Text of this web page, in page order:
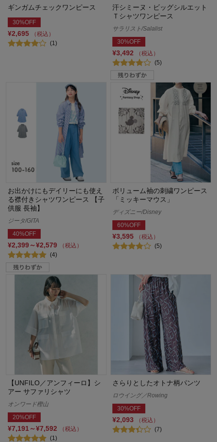
ギンガムチェックワンピース
30%OFF
¥2,695
（税込）
(1)
汗シミーヌ・ビッグシルエット
Ｔシャツワンピース
サラリスト/Salalist
30%OFF
¥3,492
（税込）
(5)
お出かけにもデイリーにも使え
る襟付きシャツワンピース 【子
供服 長袖】
ジータ/GITA
40%OFF
¥2,399～¥2,579
（税込）
(4)
ボリューム袖の刺繍ワンピース
「ミッキーマウス」
ディズニー/Disney
60%OFF
¥3,595
（税込）
(5)
【UNFILO／アンフィーロ】シ
アー サファリシャツ
オンワード樫山
20%OFF
¥7,191～¥7,592
（税込）
(1)
さらりとしたオトナ柄パンツ
ロウイング／Rowing
30%OFF
¥2,093
（税込）
(7)